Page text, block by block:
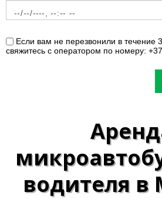
Если вам не перезвонили в течение
свяжитесь с оператором по номеру:
водителя в